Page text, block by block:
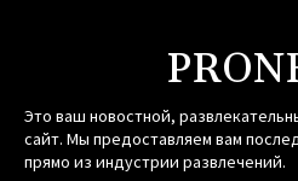
Это ваш новостной,
сайт. Мы предоставляем вам
прямо из индустрии развлечений.